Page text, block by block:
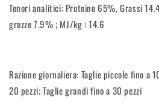
Tenori analitici: Proteine 65%, Grassi
grezze 7.9% ; MJ/kg : 14.6
Razione giornaliera: Taglie piccole fino a
20 pezzi; Taglie grandi fino a 30 pezzi